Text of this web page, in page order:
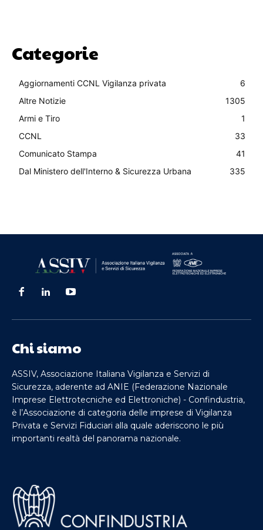
Categorie
Aggiornamenti CCNL Vigilanza privata
6
Altre Notizie
1305
Armi e Tiro
1
CCNL
33
Comunicato Stampa
41
Dal Ministero dell'Interno & Sicurezza Urbana
335
Chi siamo
ASSIV, Associazione Italiana Vigilanza e Servizi di
Sicurezza, aderente ad ANIE (Federazione Nazionale
Imprese Elettrotecniche ed Elettroniche) - Confindustria,
è l’Associazione di categoria delle imprese di Vigilanza
Privata e Servizi Fiduciari alla quale aderiscono le più
importanti realtà del panorama nazionale.